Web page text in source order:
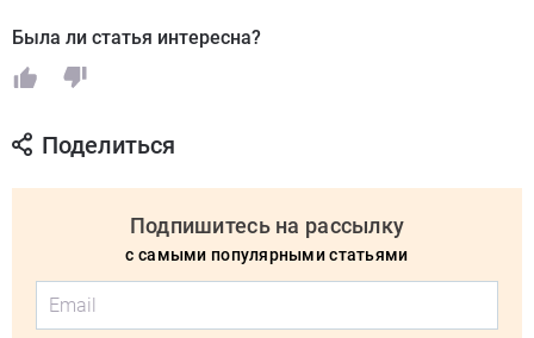
Была ли статья интересна?
Поделиться
Подпишитесь на рассылку
с самыми популярными статьями